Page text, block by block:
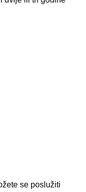
se poslužiti